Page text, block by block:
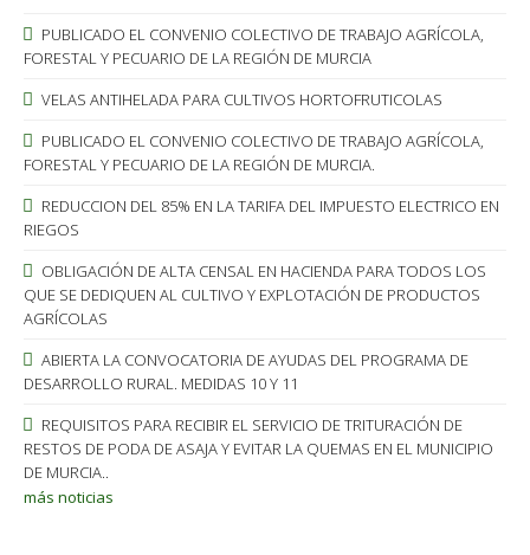
PUBLICADO EL CONVENIO COLECTIVO DE TRABAJO AGRÍCOLA,
FORESTAL Y PECUARIO DE LA REGIÓN DE MURCIA
VELAS ANTIHELADA PARA CULTIVOS HORTOFRUTICOLAS
PUBLICADO EL CONVENIO COLECTIVO DE TRABAJO AGRÍCOLA,
FORESTAL Y PECUARIO DE LA REGIÓN DE MURCIA.
REDUCCION DEL 85% EN LA TARIFA DEL IMPUESTO ELECTRICO EN
RIEGOS
OBLIGACIÓN DE ALTA CENSAL EN HACIENDA PARA TODOS LOS
QUE SE DEDIQUEN AL CULTIVO Y EXPLOTACIÓN DE PRODUCTOS
AGRÍCOLAS
ABIERTA LA CONVOCATORIA DE AYUDAS DEL PROGRAMA DE
DESARROLLO RURAL. MEDIDAS 10 Y 11
REQUISITOS PARA RECIBIR EL SERVICIO DE TRITURACIÓN DE
RESTOS DE PODA DE ASAJA Y EVITAR LA QUEMAS EN EL MUNICIPIO
DE MURCIA..
más noticias